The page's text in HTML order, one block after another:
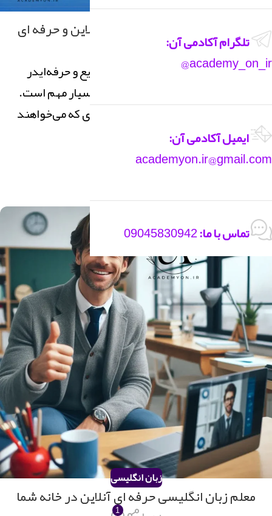
زبان انگلیسی
کلاس خصوصی زبان انگلیسی :آنلاین و حرفه ای
کلاس خصوصی زبان انگلیسی :سریع و حرفه‌ایدر
عصر فعلی، یادگیری زبان انگلیسی بسیار مهم است.
کلاس‌های خصوصی این زبان به افرادی که می‌خواهند
ادامه مطلب
02
شهریور
زبان انگلیسی
معلم زبان انگلیسی حرفه ای آنلاین در خانه شما
1
تلگرام آکادمی آن:
academy_on_ir@
ایمیل آکادمی آن:
academyon.ir@gmail.com
تماس با ما: